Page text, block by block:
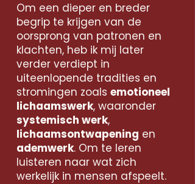
Om een dieper en breder
begrip te krijgen van de
oorsprong van patronen en
klachten, heb ik mij later
verder verdiept in
uiteenlopende tradities en
stromingen zoals emotioneel
lichaamswerk, waaronder
systemisch werk,
lichaamsontwapening en
ademwerk. Om te leren
luisteren naar wat zich
werkelijk in mensen afspeelt.